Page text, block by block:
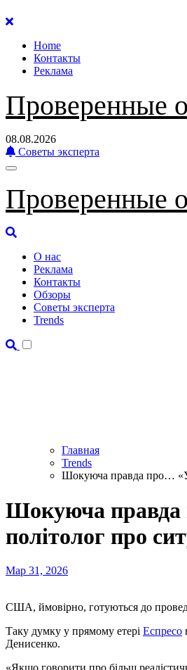
Перейти
содержанию
Home
Контакты
Реклама
Проверенные
08.08.2026
Советы эксперта
Проверенные
О нас
Реклама
Контакты
Обзоры
Советы эксперта
Trends
Главная
Trends
Шокуюча правда про… «У
Шокуюча правда
політолог про
Мар 31, 2026
США, ймовірно, готуються до
Таку думку у прямому етері Еспресо
Денисенко.
«Якщо говорити про більш